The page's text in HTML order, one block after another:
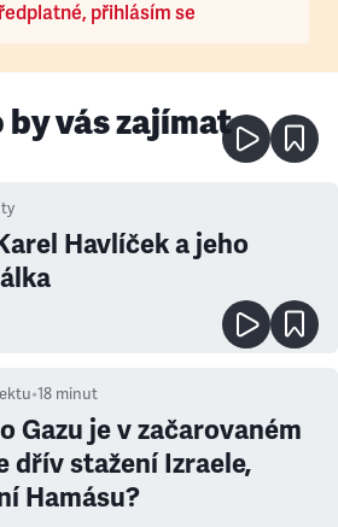
přihlásím se
vás zajímat
Havlíček a jeho
•18 minut
Gazu je v začarovaném
dřív stažení Izraele,
Hamásu?